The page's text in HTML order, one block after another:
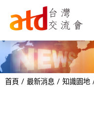
首頁 最新消息 知識園地